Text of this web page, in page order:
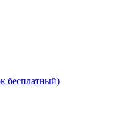
бесплатный)